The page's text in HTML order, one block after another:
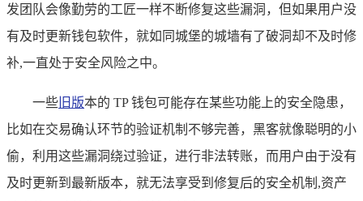
发团队会像勤劳的工匠一样不断修复这些漏洞，但如果用户没
有及时更新钱包软件，就如同城堡的城墙有了破洞却不及时修
补,一直处于安全风险之中。
一些 旧版本的 TP 钱包可能存在某些功能上的安全隐患，
比如在交易确认环节的验证机制不够完善，黑客就像聪明的小
偷，利用这些漏洞绕过验证，进行非法转账，而用户由于没有
及时更新到最新版本，就无法享受到修复后的安全机制,资产